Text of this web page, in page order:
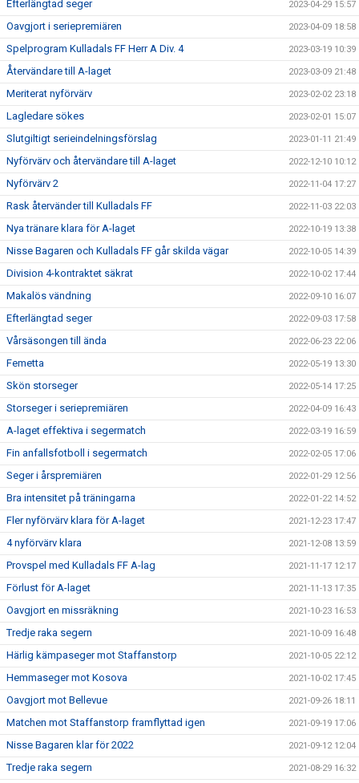
Efterlängtad seger 2023-04-29 15:57
Oavgjort i seriepremiären 2023-04-09 18:58
Spelprogram Kulladals FF Herr A Div. 4 2023-03-19 10:39
Återvändare till A-laget 2023-03-09 21:48
Meriterat nyförvärv 2023-02-02 23:18
Lagledare sökes 2023-02-01 15:07
Slutgiltigt serieindelningsförslag 2023-01-11 21:49
Nyförvärv och återvändare till A-laget 2022-12-10 10:12
Nyförvärv 2 2022-11-04 17:27
Rask återvänder till Kulladals FF 2022-11-03 22:03
Nya tränare klara för A-laget 2022-10-19 13:38
Nisse Bagaren och Kulladals FF går skilda vägar 2022-10-05 14:39
Division 4-kontraktet säkrat 2022-10-02 17:44
Makalös vändning 2022-09-10 16:07
Efterlängtad seger 2022-09-03 17:58
Vårsäsongen till ända 2022-06-23 22:06
Femetta 2022-05-19 13:30
Skön storseger 2022-05-14 17:25
Storseger i seriepremiären 2022-04-09 16:43
A-laget effektiva i segermatch 2022-03-19 16:59
Fin anfallsfotboll i segermatch 2022-02-05 17:06
Seger i årspremiären 2022-01-29 12:56
Bra intensitet på träningarna 2022-01-22 14:52
Fler nyförvärv klara för A-laget 2021-12-23 17:47
4 nyförvärv klara 2021-12-08 13:59
Provspel med Kulladals FF A-lag 2021-11-17 12:17
Förlust för A-laget 2021-11-13 17:35
Oavgjort en missräkning 2021-10-23 16:53
Tredje raka segern 2021-10-09 16:48
Härlig kämpaseger mot Staffanstorp 2021-10-05 22:12
Hemmaseger mot Kosova 2021-10-02 17:45
Oavgjort mot Bellevue 2021-09-26 18:11
Matchen mot Staffanstorp framflyttad igen 2021-09-19 17:06
Nisse Bagaren klar för 2022 2021-09-12 12:04
Tredje raka segern 2021-08-29 16:32